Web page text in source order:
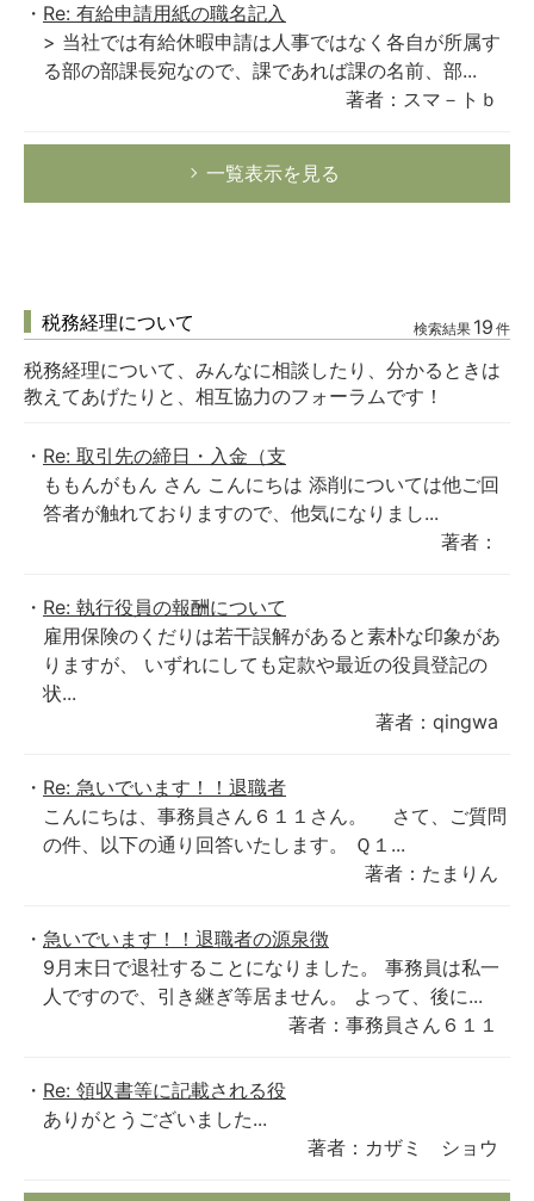
Re: 有給申請用紙の職名記入
> 当社では有給休暇申請は人事ではなく各自が所属す
る部の部課長宛なので、課であれば課の名前、部...
著者：スマ－トｂ
一覧表示を見る
税務経理について 検索結果 19 件
税務経理について、みんなに相談したり、分かるときは
教えてあげたりと、相互協力のフォーラムです！
Re: 取引先の締日・入金（支
ももんがもん さん こんにちは 添削については他ご回
答者が触れておりますので、他気になりまし...
著者：
Re: 執行役員の報酬について
雇用保険のくだりは若干誤解があると素朴な印象があ
りますが、 いずれにしても定款や最近の役員登記の
状...
著者：qingwa
Re: 急いでいます！！退職者
こんにちは、事務員さん６１１さん。 さて、ご質問
の件、以下の通り回答いたします。 Ｑ１...
著者：たまりん
急いでいます！！退職者の源泉徴
9月末日で退社することになりました。 事務員は私一
人ですので、引き継ぎ等居ません。 よって、後に...
著者：事務員さん６１１
Re: 領収書等に記載される役
ありがとうございました...
著者：カザミ ショウ